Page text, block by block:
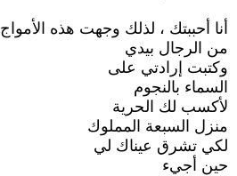
أنا أحببتك ، لذلك وجهت هذه الأمواج
من الرجال بيدي
وكتبت إرادتي على
السماء بالنجوم
لأكسب لك الحرية
منزل السبعة المملوك
لكي تشرق عيناك لي
حين أجيء